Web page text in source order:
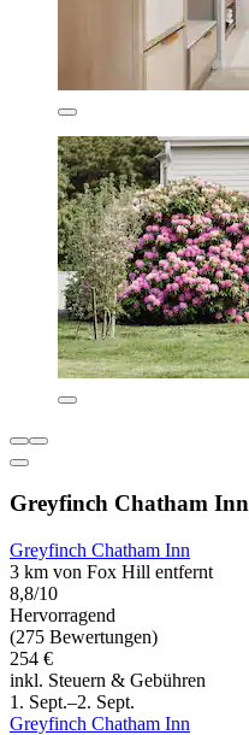
Greyfinch Chatham Inn
Greyfinch Chatham Inn
3 km von Fox Hill entfernt
8,8/10
Hervorragend
(275 Bewertungen)
254 €
inkl. Steuern & Gebühren
1. Sept.–2. Sept.
Greyfinch Chatham Inn